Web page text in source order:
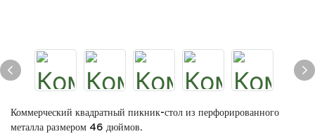
Коммерческий квадратный пикник-стол из перфорированного
металла размером 46 дюймов.